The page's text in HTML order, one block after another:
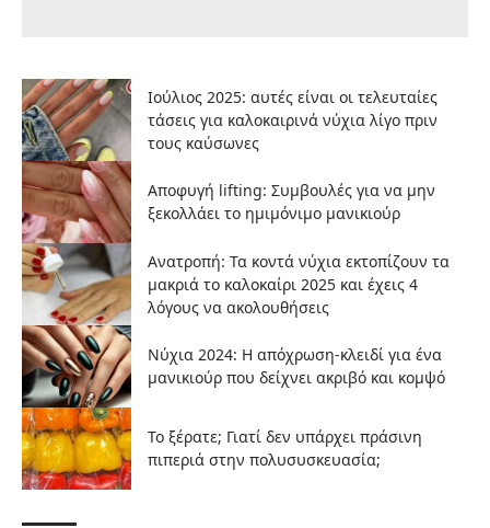
Ιούλιος 2025: αυτές είναι οι τελευταίες
τάσεις για καλοκαιρινά νύχια λίγο πριν
τους καύσωνες
Αποφυγή lifting: Συμβουλές για να μην
ξεκολλάει το ημιμόνιμο μανικιούρ
Ανατροπή: Τα κοντά νύχια εκτοπίζουν τα
μακριά το καλοκαίρι 2025 και έχεις 4
λόγους να ακολουθήσεις
Νύχια 2024: Η απόχρωση-κλειδί για ένα
μανικιούρ που δείχνει ακριβό και κομψό
Το ξέρατε; Γιατί δεν υπάρχει πράσινη
πιπεριά στην πολυσυσκευασία;